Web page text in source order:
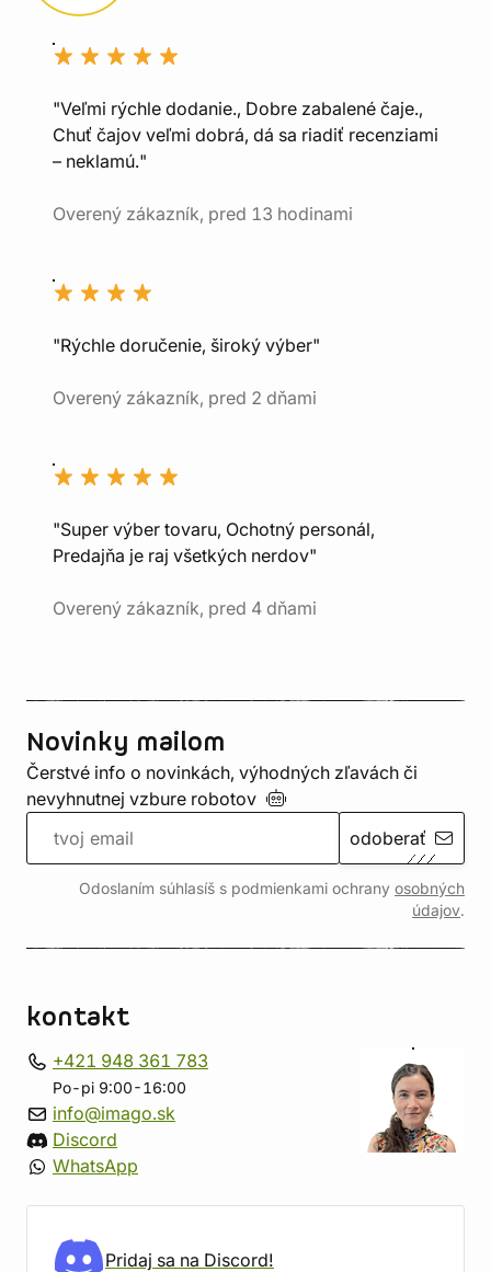
"Veľmi rýchle dodanie., Dobre zabalené čaje.,
Chuť čajov veľmi dobrá, dá sa riadiť recenziami
– neklamú."
Overený zákazník, pred 13 hodinami
"Rýchle doručenie, široký výber"
Overený zákazník, pred 2 dňami
"Super výber tovaru, Ochotný personál,
Predajňa je raj všetkých nerdov"
Overený zákazník, pred 4 dňami
Novinky mailom
Čerstvé info o novinkách, výhodných zľavách či
nevyhnutnej vzbure robotov
odoberať
Odoslaním súhlasíš s podmienkami ochrany osobných
údajov.
kontakt
+421 948 361 783
Po-pi 9:00-16:00
info@imago.sk
Discord
WhatsApp
Pridaj sa na Discord!